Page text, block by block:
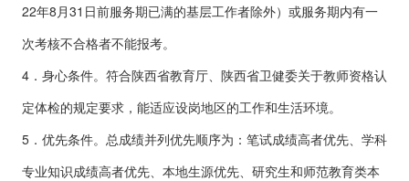
22年8月31日前服务期已满的基层工作者除外）或服务期内有一
次考核不合格者不能报考。
4．身心条件。符合陕西省教育厅、陕西省卫健委关于教师资格认
定体检的规定要求，能适应设岗地区的工作和生活环境。
5．优先条件。总成绩并列优先顺序为：笔试成绩高者优先、学科
专业知识成绩高者优先、本地生源优先、研究生和师范教育类本